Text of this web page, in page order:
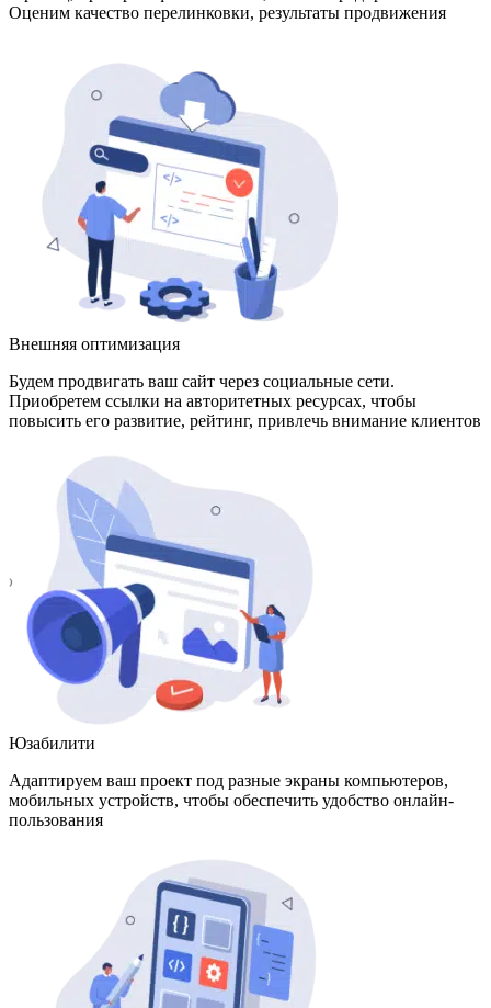
Оценим качество перелинковки, результаты продвижения
Внешняя оптимизация
Будем продвигать ваш сайт через социальные сети.
Приобретем ссылки на авторитетных ресурсах, чтобы
повысить его развитие, рейтинг, привлечь внимание клиентов
Юзабилити
Адаптируем ваш проект под разные экраны компьютеров,
мобильных устройств, чтобы обеспечить удобство онлайн-
пользования